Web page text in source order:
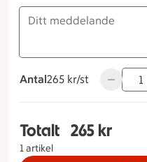
Antal
265 kronor styck
265 kr/st
Totalt
1 artikel
Totalt 1
265 kr